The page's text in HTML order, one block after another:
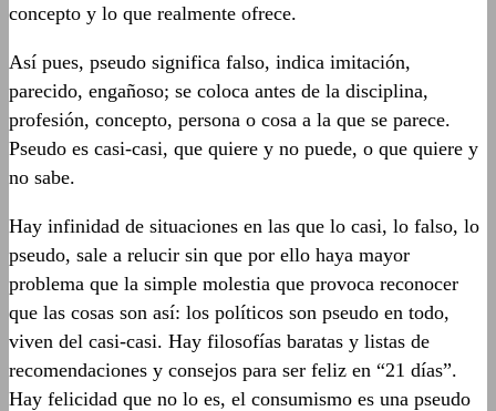
concepto y lo que realmente ofrece.
Así pues, pseudo significa falso, indica imitación,
parecido, engañoso; se coloca antes de la disciplina,
profesión, concepto, persona o cosa a la que se parece.
Pseudo es casi-casi, que quiere y no puede, o que quiere y
no sabe.
Hay infinidad de situaciones en las que lo casi, lo falso, lo
pseudo, sale a relucir sin que por ello haya mayor
problema que la simple molestia que provoca reconocer
que las cosas son así: los políticos son pseudo en todo,
viven del casi-casi. Hay filosofías baratas y listas de
recomendaciones y consejos para ser feliz en “21 días”.
Hay felicidad que no lo es, el consumismo es una pseudo